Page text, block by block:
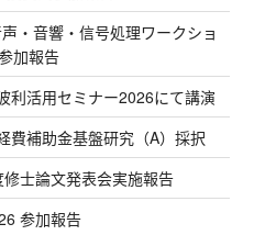
・音響・信号処理ワークショ
加報告
利活用セミナー2026にて講演
費補助金基盤研究（A）採択
士論文発表会実施報告
参加報告